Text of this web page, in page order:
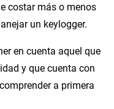
costar más o menos
un keylogger.
en cuenta aquel que
y que cuenta con
a primera